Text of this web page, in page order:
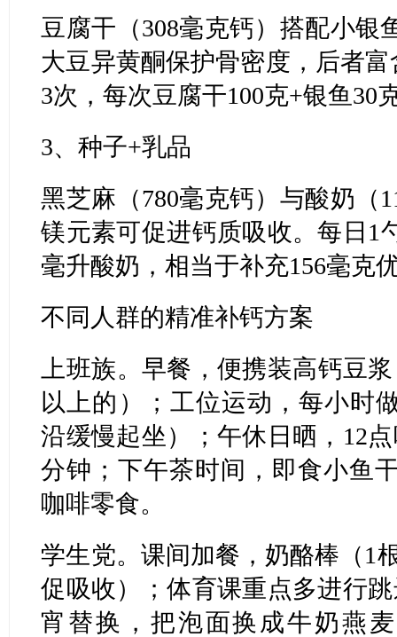
豆腐干（308毫克钙）搭配小银
大豆异黄酮保护骨密度，后者
3次，每次豆腐干100克+银鱼30
3、种子+乳品
黑芝麻（780毫克钙）与酸奶（
镁元素可促进钙质吸收。每日1
毫升酸奶，相当于补充156毫克
不同人群的精准补钙方案
上班族。早餐，便携装高钙豆
以上的）；工位运动，每小时
沿缓慢起坐）；午休日晒，12
分钟；下午茶时间，即食小鱼
咖啡零食。
学生党。课间加餐，奶酪棒（1
促吸收）；体育课重点多进行
宵替换，把泡面换成牛奶燕